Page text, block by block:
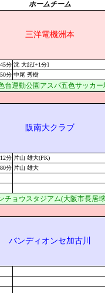
ホームチーム
三洋電機洲本
45分 沈 大紀[+1分]
50分 中尾 秀樹
台運動公園アスパ五色サッカー
阪南大クラブ
12分 片山 雄大(PK)
80分 片山 雄大
チョウスタジアム(大阪市長居
バンディオンセ加古川